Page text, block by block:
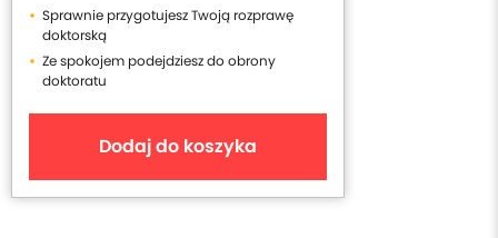
Sprawnie przygotujesz Twoją rozprawę
doktorską
Ze spokojem podejdziesz do obrony
doktoratu
Dodaj do koszyka